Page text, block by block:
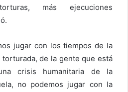
más ejecuciones
jugar con los tiempos de la
de la gente que está
crisis humanitaria de la
no podemos jugar con la